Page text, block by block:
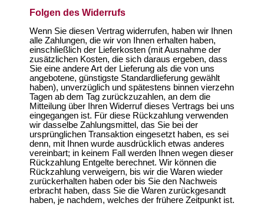
Folgen des Widerrufs
Wenn Sie diesen Vertrag widerrufen, haben wir Ihnen
alle Zahlungen, die wir von Ihnen erhalten haben,
einschließlich der Lieferkosten (mit Ausnahme der
zusätzlichen Kosten, die sich daraus ergeben, dass
Sie eine andere Art der Lieferung als die von uns
angebotene, günstigste Standardlieferung gewählt
haben), unverzüglich und spätestens binnen vierzehn
Tagen ab dem Tag zurückzuzahlen, an dem die
Mitteilung über Ihren Widerruf dieses Vertrags bei uns
eingegangen ist. Für diese Rückzahlung verwenden
wir dasselbe Zahlungsmittel, das Sie bei der
ursprünglichen Transaktion eingesetzt haben, es sei
denn, mit Ihnen wurde ausdrücklich etwas anderes
vereinbart; in keinem Fall werden Ihnen wegen dieser
Rückzahlung Entgelte berechnet. Wir können die
Rückzahlung verweigern, bis wir die Waren wieder
zurückerhalten haben oder bis Sie den Nachweis
erbracht haben, dass Sie die Waren zurückgesandt
haben, je nachdem, welches der frühere Zeitpunkt ist.